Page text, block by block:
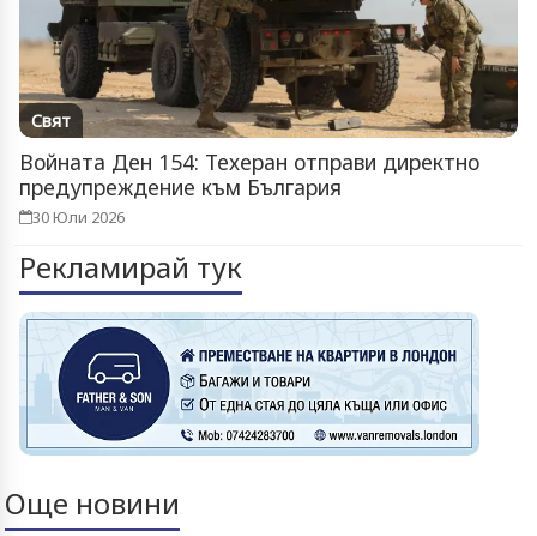
Свят
Войната Ден 154: Техеран отправи директно
предупреждение към България
30 Юли 2026
Рекламирай тук
Още новини